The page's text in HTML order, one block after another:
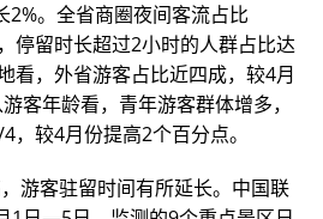
2%。全省商圈夜间客流占比
停留时长超过2小时的人群占比达
看，外省游客占比近四成，较4月
客年龄看，青年游客群体增多，
较4月份提高2个百分点。
游客驻留时间有所延长。中国联